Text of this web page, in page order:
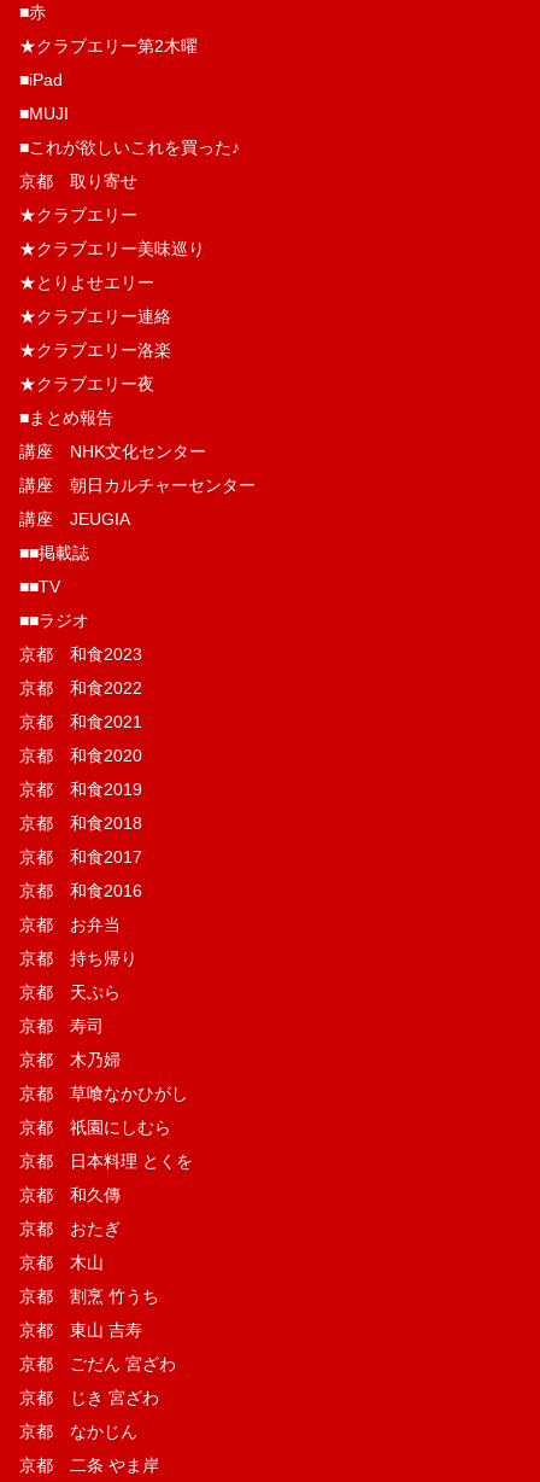
■赤
★クラブエリー第2木曜
■iPad
■MUJI
■これが欲しいこれを買った♪
京都 取り寄せ
★クラブエリー
★クラブエリー美味巡り
★とりよせエリー
★クラブエリー連絡
★クラブエリー洛楽
★クラブエリー夜
■まとめ報告
講座 NHK文化センター
講座 朝日カルチャーセンター
講座 JEUGIA
■■掲載誌
■■TV
■■ラジオ
京都 和食2023
京都 和食2022
京都 和食2021
京都 和食2020
京都 和食2019
京都 和食2018
京都 和食2017
京都 和食2016
京都 お弁当
京都 持ち帰り
京都 天ぷら
京都 寿司
京都 木乃婦
京都 草喰なかひがし
京都 祇園にしむら
京都 日本料理 とくを
京都 和久傳
京都 おたぎ
京都 木山
京都 割烹 竹うち
京都 東山 吉寿
京都 ごだん 宮ざわ
京都 じき 宮ざわ
京都 なかじん
京都 二条 やま岸